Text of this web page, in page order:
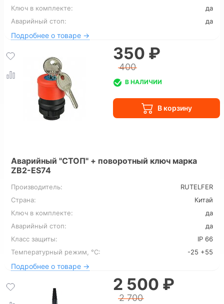
Ключ в комплекте:
да
Аварийный стоп:
да
Подробнее о товаре →
Аварийный "СТОП" + поворотный ключ марка
ZB2-ES74
Производитель:
RUTELFER
Страна:
Китай
Ключ в комплекте:
да
Аварийный стоп:
да
Класс защиты:
IP 66
Температурный режим, °С:
-25 +55
Подробнее о товаре →
350 ₽
400
В НАЛИЧИИ
2 500 ₽
2 700